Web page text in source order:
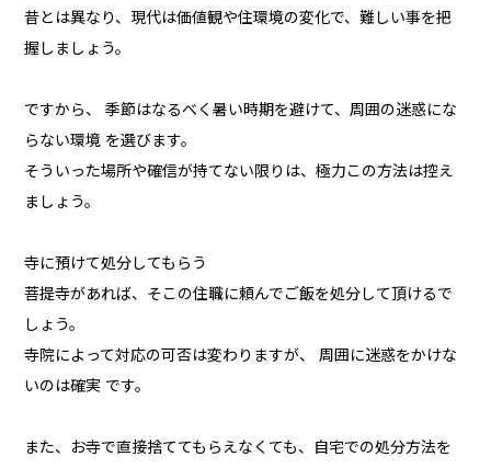
昔とは異なり、現代は価値観や住環境の変化で、難しい事を把
握しましょう。
ですから、 季節はなるべく暑い時期を避けて、周囲の迷惑にな
らない環境 を選びます。
そういった場所や確信が持てない限りは、極力この方法は控え
ましょう。
寺に預けて処分してもらう
菩提寺があれば、そこの住職に頼んでご飯を処分して頂けるで
しょう。
寺院によって対応の可否は変わりますが、 周囲に迷惑をかけな
いのは確実 です。
また、お寺で直接捨ててもらえなくても、自宅での処分方法を